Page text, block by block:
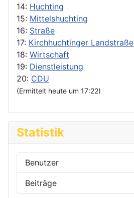
14: Huchting
15: Mittelshuchting
16: Straße
17: Kirchhuchtinger Landstraße
18: Wirtschaft
19: Dienstleistung
20: CDU
(Ermittelt heute um 17:22)
Statistik
Benutzer
Beiträge